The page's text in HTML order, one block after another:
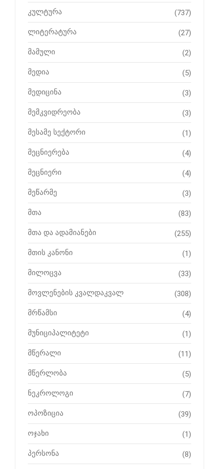
კულტურა (737)
ლიტერატურა (27)
მამული (2)
მედია (5)
მედიცინა (3)
მემკვიდრეობა (3)
მესამე სექტორი (1)
მეცნიერება (4)
მეცნიერი (4)
მეწარმე (3)
მთა (83)
მთა და ადამიანები (255)
მთის კანონი (1)
მილოცვა (33)
მოვლენების კვალდაკვალ (308)
მრწამსი (4)
მუნიციპალიტეტი (1)
მწერალი (11)
მწერლობა (5)
ნეკროლოგი (7)
ოპოზიცია (39)
ოჯახი (1)
პერსონა (8)